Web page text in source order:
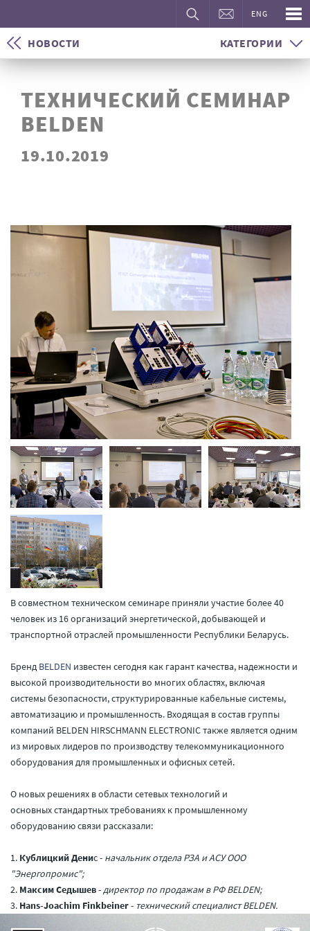
ENG
НОВОСТИ КАТЕГОРИИ
ТЕХНИЧЕСКИЙ СЕМИНАР
BELDEN
19.10.2019
В совместном техническом семинаре приняли участие более 40
человек из 16 организаций энергетической, добывающей и
транспортной отраслей промышленности Республики Беларусь.
Бренд BELDEN известен сегодня как гарант качества, надежности и
высокой производительности во многих областях, включая
системы безопасности, структурированные кабельные системы,
автоматизацию и промышленность. Входящая в состав группы
компаний BELDEN HIRSCHMANN ELECTRONIC также является одним
из мировых лидеров по производству телекоммуникационного
оборудования для промышленных и офисных сетей.
О новых решениях в области сетевых технологий и
основных стандартных требованиях к промышленному
оборудованию связи рассказали:
1. Кублицкий Денис - начальник отдела РЗА и АСУ ООО
"Энергопромис";
2. Максим Седышев- директор по продажам в РФ BELDEN;
3. Hans-Joachim Finkbeiner- технический специалист BELDEN.